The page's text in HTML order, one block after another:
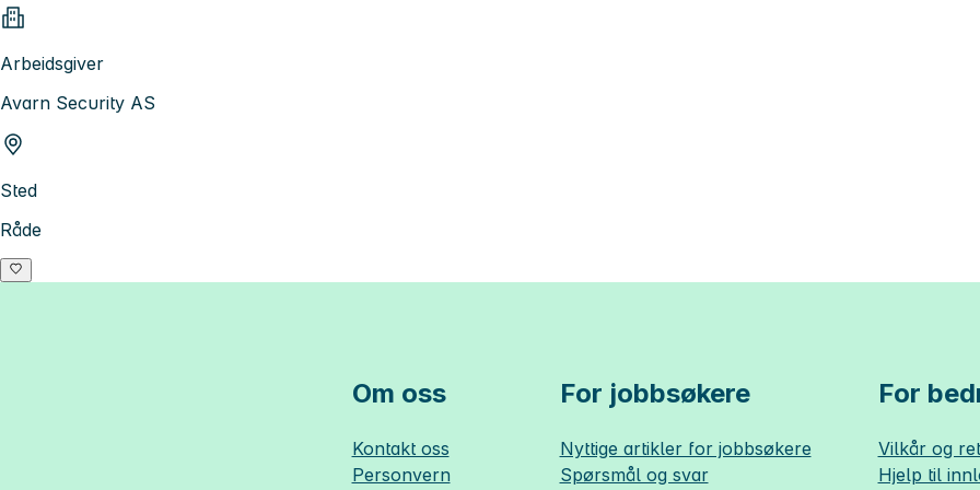
Arbeidsgiver
Avarn Security AS
Sted
Råde
Om oss
Kontakt oss
Personvern
For jobbsøkere
Nyttige artikler for jobbsøkere
Spørsmål og svar
For
Vilkår og
Hjelp til